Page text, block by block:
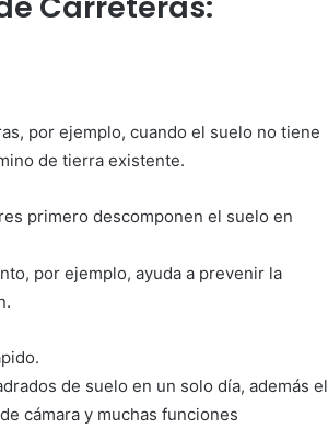
por ejemplo, cuando el suelo no tiene
de tierra existente.
primero descomponen el suelo en
por ejemplo, ayuda a prevenir la
de suelo en un solo día, además el
cámara y muchas funciones